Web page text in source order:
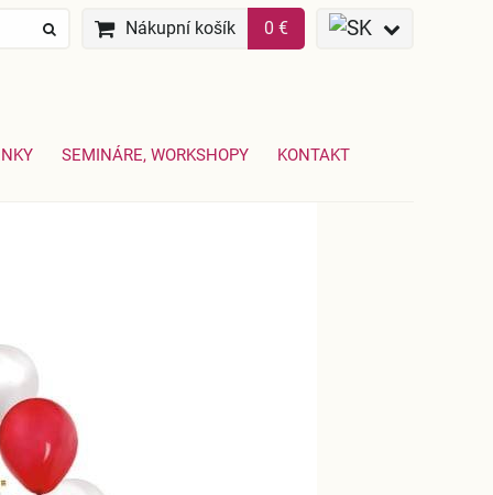
Nákupní košík 0 €
SEMINÁRE, WORKSHOPY KONTAKT